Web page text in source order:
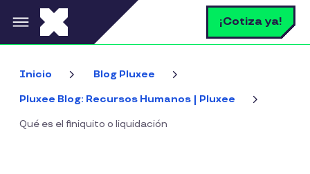
Pasar al contenido principal ¡Cotiza ya!
Inicio Blog Pluxee
Pluxee Blog: Recursos Humanos | Pluxee
Qué es el finiquito o liquidación